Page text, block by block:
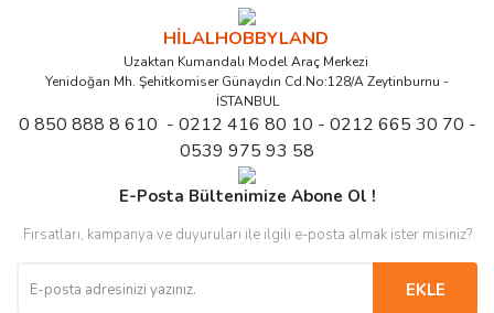
HİLALHOBBYLAND
Uzaktan Kumandalı Model Araç Merkezi
Yenidoğan Mh. Şehitkomiser Günaydın Cd.No:128/A Zeytinburnu -
İSTANBUL
0 850 888 8 610 - 0212 416 80 10 - 0212 665 30 70 -
0539 975 93 58
E-Posta Bültenimize Abone Ol !
Fırsatları, kampanya ve duyuruları ile ilgili e-posta almak ister misiniz?
EKLE